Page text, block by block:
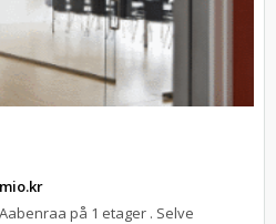
på 1 etager . Selve